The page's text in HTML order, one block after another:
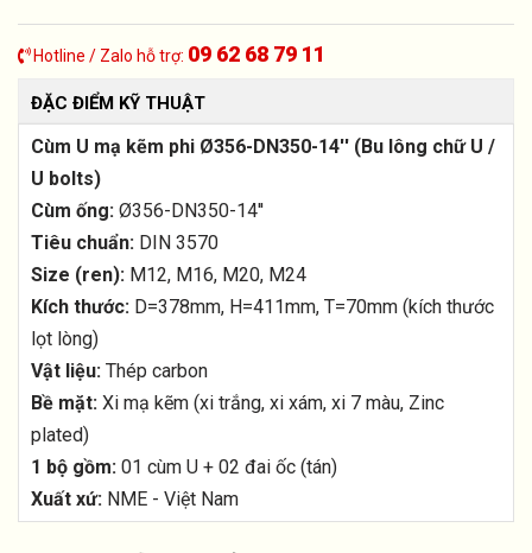
Hotline / Zalo hỗ trợ: 09 62 68 79 11
ĐẶC ĐIỂM KỸ THUẬT
Cùm U mạ kẽm phi Ø356-DN350-14'' (Bu lông chữ U /
U bolts)
Cùm ống: Ø356-DN350-14''
Tiêu chuẩn: DIN 3570
Size (ren): M12, M16, M20, M24
Kích thước: D=378mm, H=411mm, T=70mm (kích thước
lọt lòng)
Vật liệu: Thép carbon
Bề mặt: Xi mạ kẽm (xi trắng, xi xám, xi 7 màu, Zinc
plated)
1 bộ gồm: 01 cùm U + 02 đai ốc (tán)
Xuất xứ: NME - Việt Nam